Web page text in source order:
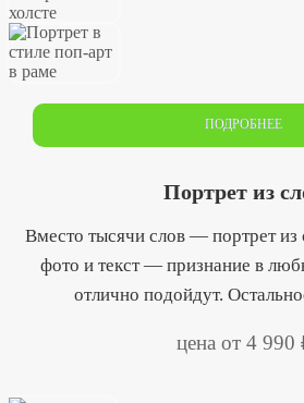
ПОДРОБНЕЕ
Портрет из
Вместо тысячи слов — портрет
фото и текст — признание в
отлично подойдут.
цена от 4 990